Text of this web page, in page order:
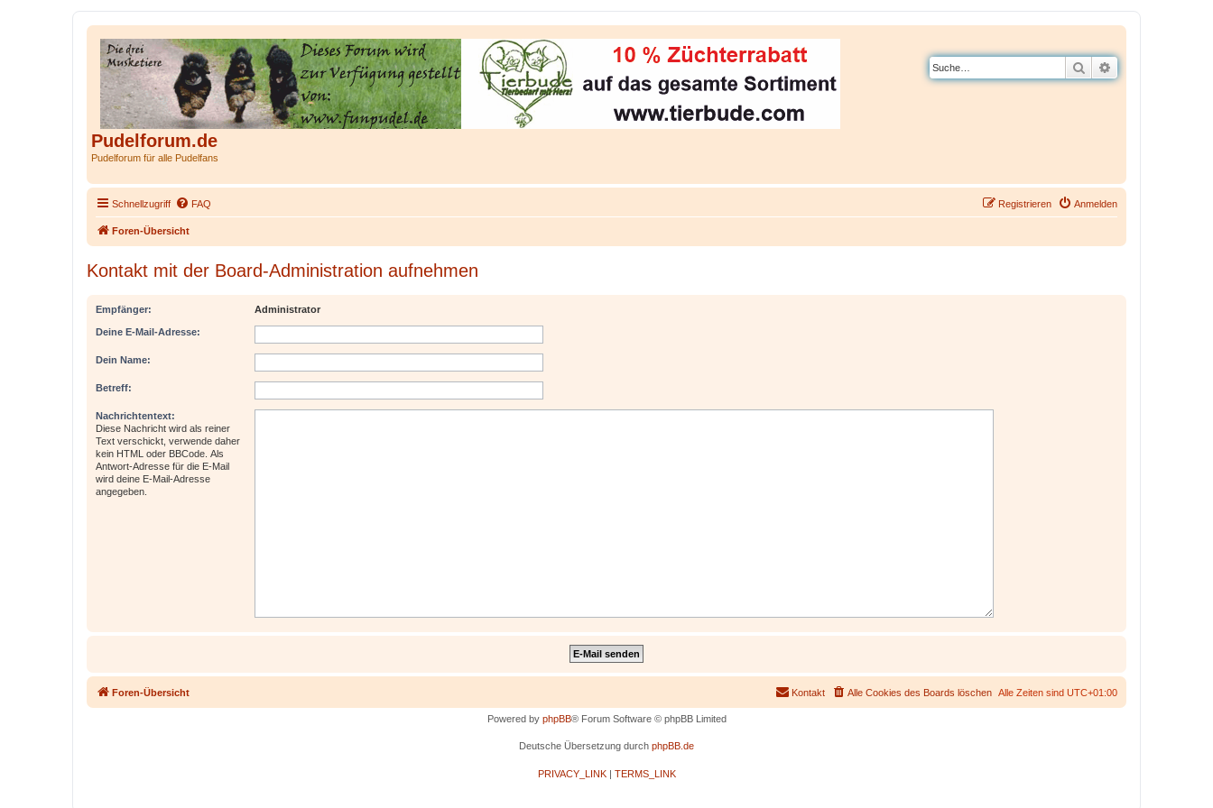
Pudelforum.de
Pudelforum für alle Pudelfans
Suche
Schnellzugriff FAQ Anmelden
Registrieren
Foren-Übersicht
Kontakt mit der Board-Administration aufnehmen
Empfänger: Administrator
Deine E-Mail-Adresse:
Dein Name:
Betreff:
Nachrichtentext:
Diese Nachricht wird als reiner
Text verschickt, verwende daher
kein HTML oder BBCode. Als
Antwort-Adresse für die E-Mail
wird deine E-Mail-Adresse
angegeben.
Foren-Übersicht Alle Zeiten sind UTC+01:00
Alle Cookies des Boards löschen
Kontakt
Powered by phpBB® Forum Software © phpBB Limited
Deutsche Übersetzung durch phpBB.de
PRIVACY_LINK| TERMS_LINK